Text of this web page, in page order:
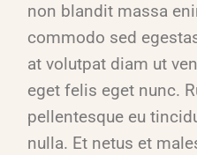
non blandit massa
commodo sed
at volutpat diam ut
eget felis eget nunc.
pellentesque eu
nulla. Et netus et